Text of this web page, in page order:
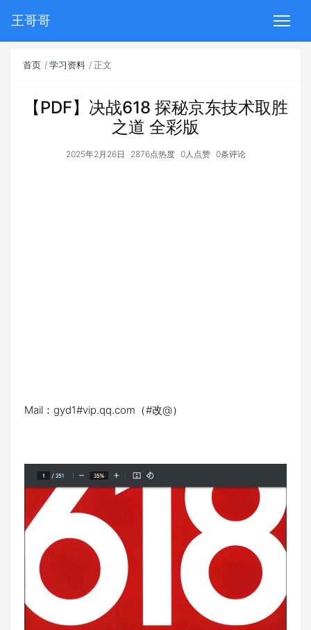
王哥哥
首页 学习资料 正文
【PDF】决战618 探秘京东技术取胜
之道 全彩版
2025年2月26日 2876点热度 0人点赞 0条评论
Mail：gyd1#vip.qq.com（#改@）